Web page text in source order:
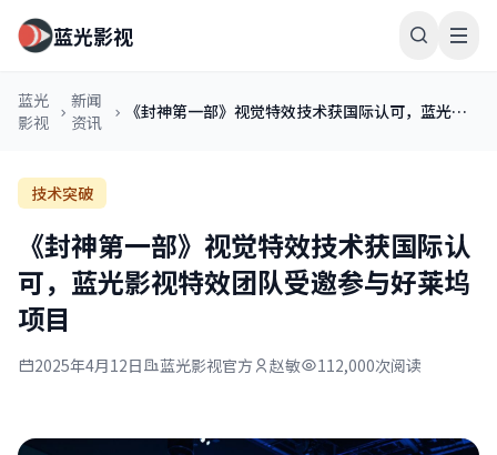
蓝光影视
蓝光
影视
新闻
资讯
《封神第一部》视觉特效技术获国际认可，蓝光影
技术突破
《封神第一部》视觉特效技术获国际认
可，蓝光影视特效团队受邀参与好莱坞
项目
2025年4月12日 蓝光影视官方 赵敏 112,000次阅读